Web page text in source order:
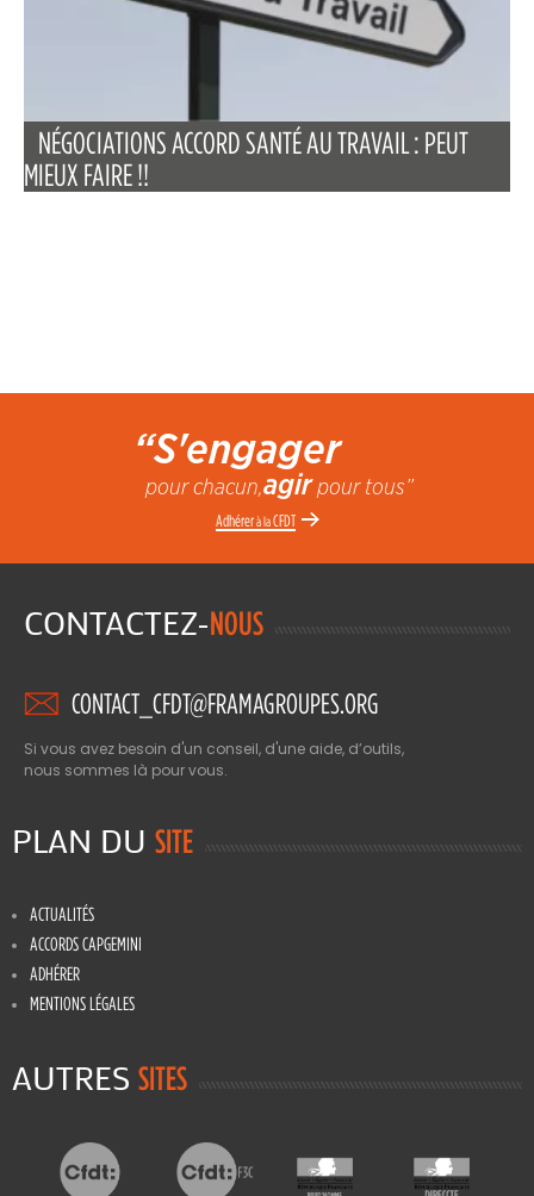
NÉGOCIATIONS ACCORD SANTÉ AU TRAVAIL : PEUT
MIEUX FAIRE !!
“S'engager
pour chacun,agirpour tous”
Adhérerà laCFDT
CONTACTEZ-NOUS
CONTACT_CFDT@FRAMAGROUPES.ORG
Si vous avez besoin d'un conseil, d'une aide, d’outils,
nous sommes là pour vous.
PLAN DU SITE
ACTUALITÉS
ACCORDS CAPGEMINI
ADHÉRER
MENTIONS LÉGALES
AUTRES SITES